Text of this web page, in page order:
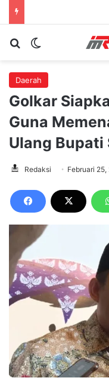
Cari berita...Switch skin
Daerah
Golkar
Guna
Ulang Bupati
Redaksi Februari